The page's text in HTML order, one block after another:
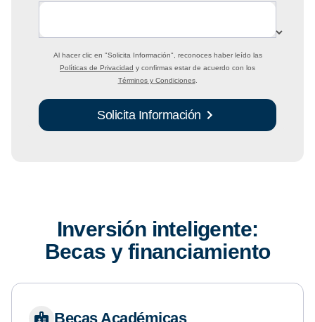
Al hacer clic en "Solicita Información" , reconoces haber leído las
Políticas de Privacidad y confirmas estar de acuerdo con los
Términos y Condiciones.
Solicita Información
Inversión inteligente:
Becas y financiamiento
Becas Académicas